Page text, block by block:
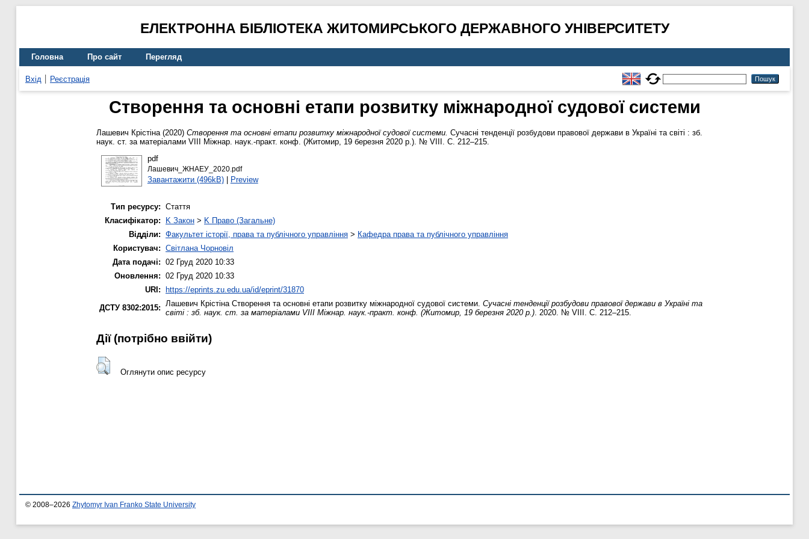
ЕЛЕКТРОННА БІБЛІОТЕКА ЖИТОМИРСЬКОГО ДЕРЖАВНОГО УНІВЕРСИТЕТУ
Головна Про сайт Перегляд
Вхід Реєстрація
Створення та основні етапи розвитку міжнародної судової системи
Лашевич Крістіна(2020) Створення та основні етапи розвитку міжнародної судової системи. Сучасні тенденції розбудови правової держави в Україні та світі : зб.
наук. ст. за матеріалами VІІІ Міжнар. наук.-практ. конф. (Житомир, 19 березня 2020 р.). № VІІІ. С. 212–215.
pdf
Лашевич_ЖНАЕУ_2020.pdf
Завантажити (496kB)| Preview
Тип ресурсу: Стаття
Класифікатор:
K Закон > K Право (Загальне)
Відділи: Факультет історії, права та публічного управління > Кафедра права та публічного управління
Користувач: Світлана Чорновіл
Дата подачі: 02 Груд 2020 10:33
Оновлення: 02 Груд 2020 10:33
URI:
https://eprints.zu.edu.ua/id/eprint/31870
ДСТУ 8302:2015: Лашевич КрістінаСтворення та основні етапи розвитку міжнародної судової системи. Сучасні тенденції розбудови правової держави в Україні та
світі : зб. наук. ст. за матеріалами VІІІ Міжнар. наук.-практ. конф. (Житомир, 19 березня 2020 р.). 2020. № VІІІ. С. 212–215.
Дії ​​(потрібно ввійти)
Оглянути опис ресурсу
© 2008–2026 Zhytomyr Ivan Franko State University